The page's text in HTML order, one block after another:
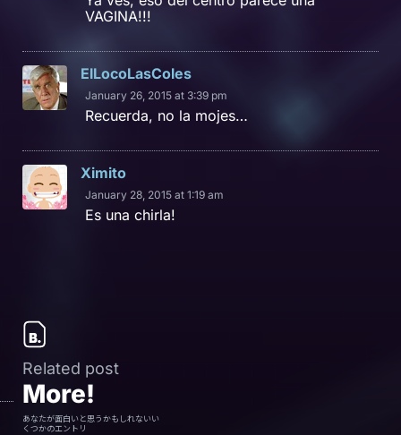
VAGINA!!!
ElLocoLasColes
January 26, 2015 at 3:39 pm
Recuerda, no la mojes…
Ximito
January 28, 2015 at 1:19 am
Es una chirla!
Related post
More!
あなたが面白いと思うかもしれないい
くつかのエントリ